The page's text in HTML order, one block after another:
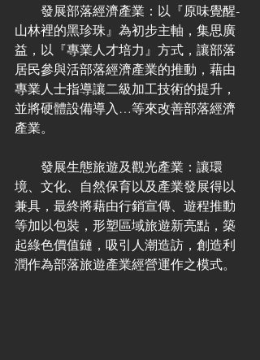
發展部落經濟產業：以『原味覺醒-
山林裡的黑珍珠』為初步主軸，集思廣
益，以『專業人才培力』方式，讓部落
居民參與活部落經濟產業的推動，藉由
專業人士指導讓二級加工技術的提升，
並將硬體設備導入…等來改善部落經濟
產業。
發展生態旅遊及觀光產業：讓環
境、文化、自然保育以及產業發展得以
兼具，最終將藉由行銷宣傳、遊程推動
等加以包裝，形塑區域旅遊新亮點，築
起綠色價值鏈，吸引人潮造訪，創造利
潤作為部落旅遊產業經營運作之模式。